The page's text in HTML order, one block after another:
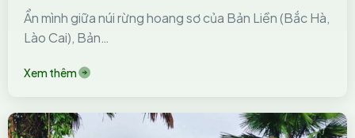
Ẩn mình giữa núi rừng hoang sơ của Bản Liền (Bắc Hà,
Lào Cai), Bản…
Xem thêm